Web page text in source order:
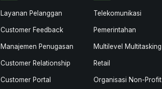
Layanan Pelanggan
Customer Feedback
Manajemen Penugasan
Customer Relationship
Customer Portal
Telekomunikasi
Pemerintahan
Multilevel Multitasking
Retail
Organisasi Non-Profit